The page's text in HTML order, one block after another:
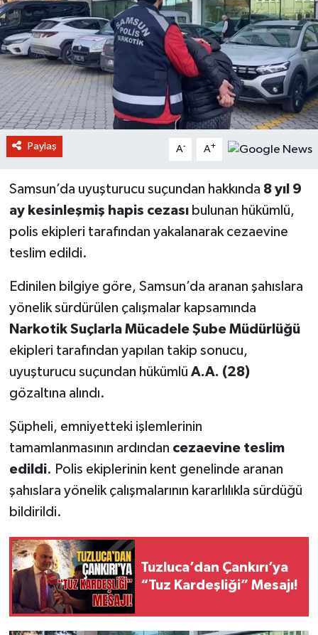
Paylaş A- A+
Samsun’da uyuşturucu suçundan hakkında 8 yıl 9
ay kesinleşmiş hapis cezasıbulunan hükümlü,
polis ekipleri tarafından yakalanarak cezaevine
teslim edildi.
Edinilen bilgiye göre, Samsun’da aranan şahıslara
yönelik sürdürülen çalışmalar kapsamında
Narkotik Suçlarla Mücadele Şube Müdürlüğü
ekipleri tarafından yapılan takip sonucu,
uyuşturucu suçundan hükümlü A.A. (28)
gözaltına alındı.
Şüpheli, emniyetteki işlemlerinin
tamamlanmasının ardından cezaevine teslim
edildi. Polis ekiplerinin kent genelinde aranan
şahıslara yönelik çalışmalarının kararlılıkla sürdüğü
bildirildi.
Tuzluca’dan Çankırı’ya
“Tuz Kardeşliği” Mesajı!